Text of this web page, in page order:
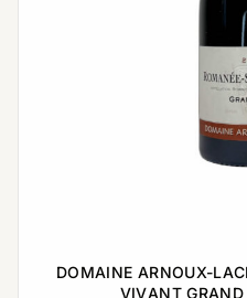
DOMAINE ARNOUX-
VIVANT